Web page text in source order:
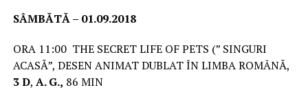
SÂMBĂTĂ – 01.09.2018
ORA 11:00 THE SECRET LIFE OF PETS (” SINGURI
ACASĂ”, DESEN ANIMAT DUBLAT ÎN LIMBA ROMÂNĂ,
3 D, A. G., 86 MIN